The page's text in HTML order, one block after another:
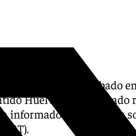
de este sábado
Huelva, ha provocado
informado en sus redes